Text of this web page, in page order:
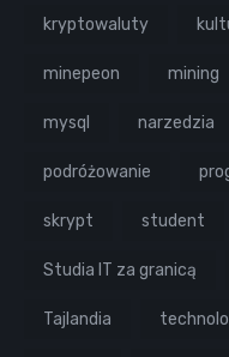
kryptowaluty
minepeon mining
mysql narzedzia
podróżowanie
skrypt student
Studia IT za granicą
Tajlandia